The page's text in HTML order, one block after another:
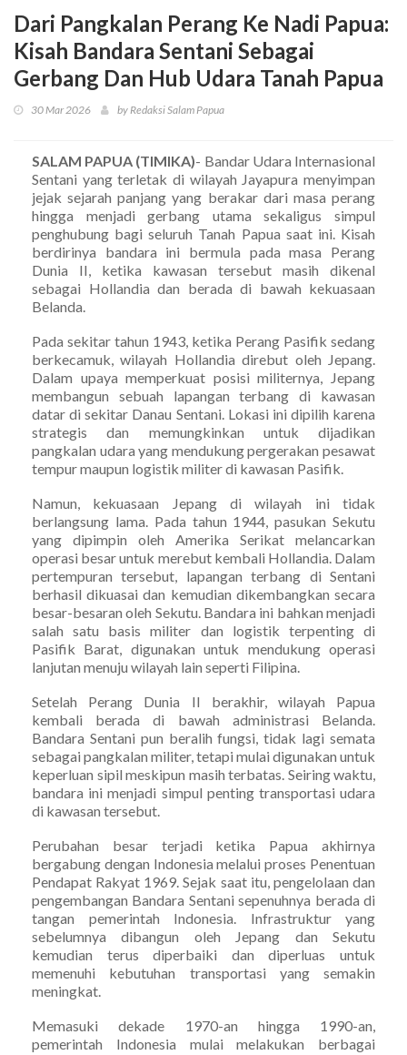
Dari Pangkalan Perang Ke Nadi Papua:
Kisah Bandara Sentani Sebagai
Gerbang Dan Hub Udara Tanah Papua
30 Mar 2026 by Redaksi Salam Papua
SALAM PAPUA (TIMIKA)- Bandar Udara Internasional
Sentani yang terletak di wilayah Jayapura menyimpan
jejak sejarah panjang yang berakar dari masa perang
hingga menjadi gerbang utama sekaligus simpul
penghubung bagi seluruh Tanah Papua saat ini. Kisah
berdirinya bandara ini bermula pada masa Perang
Dunia II, ketika kawasan tersebut masih dikenal
sebagai Hollandia dan berada di bawah kekuasaan
Belanda.
Pada sekitar tahun 1943, ketika Perang Pasifik sedang
berkecamuk, wilayah Hollandia direbut oleh Jepang.
Dalam upaya memperkuat posisi militernya, Jepang
membangun sebuah lapangan terbang di kawasan
datar di sekitar Danau Sentani. Lokasi ini dipilih karena
strategis dan memungkinkan untuk dijadikan
pangkalan udara yang mendukung pergerakan pesawat
tempur maupun logistik militer di kawasan Pasifik.
Namun, kekuasaan Jepang di wilayah ini tidak
berlangsung lama. Pada tahun 1944, pasukan Sekutu
yang dipimpin oleh Amerika Serikat melancarkan
operasi besar untuk merebut kembali Hollandia. Dalam
pertempuran tersebut, lapangan terbang di Sentani
berhasil dikuasai dan kemudian dikembangkan secara
besar-besaran oleh Sekutu. Bandara ini bahkan menjadi
salah satu basis militer dan logistik terpenting di
Pasifik Barat, digunakan untuk mendukung operasi
lanjutan menuju wilayah lain seperti Filipina.
Setelah Perang Dunia II berakhir, wilayah Papua
kembali berada di bawah administrasi Belanda.
Bandara Sentani pun beralih fungsi, tidak lagi semata
sebagai pangkalan militer, tetapi mulai digunakan untuk
keperluan sipil meskipun masih terbatas. Seiring waktu,
bandara ini menjadi simpul penting transportasi udara
di kawasan tersebut.
Perubahan besar terjadi ketika Papua akhirnya
bergabung dengan Indonesia melalui proses Penentuan
Pendapat Rakyat 1969. Sejak saat itu, pengelolaan dan
pengembangan Bandara Sentani sepenuhnya berada di
tangan pemerintah Indonesia. Infrastruktur yang
sebelumnya dibangun oleh Jepang dan Sekutu
kemudian terus diperbaiki dan diperluas untuk
memenuhi kebutuhan transportasi yang semakin
meningkat.
Memasuki dekade 1970-an hingga 1990-an,
pemerintah Indonesia mulai melakukan berbagai